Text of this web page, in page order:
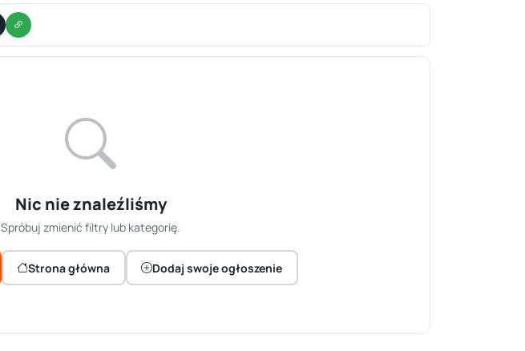
Nic nie znaleźliśmy
Spróbuj zmienić filtry lub kategorię.
Strona główna Dodaj swoje ogłoszenie